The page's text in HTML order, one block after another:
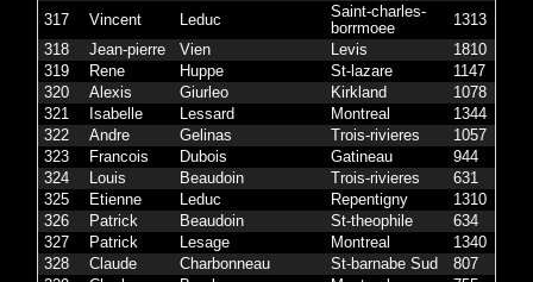
317 Vincent Leduc
Saint-charles-
borrmoee
1313
318
Jean-pierre Vien Levis 1810
319
Rene Huppe St-lazare 1147
320
Alexis Giurleo Kirkland 1078
321
Isabelle Lessard Montreal 1344
322
Andre Gelinas Trois-rivieres 1057
323
Francois Dubois Gatineau 944
324
Louis Beaudoin Trois-rivieres 631
325
Etienne Leduc Repentigny 1310
326
Patrick Beaudoin St-theophile 634
327
Patrick Lesage Montreal 1340
328
Claude Charbonneau St-barnabe Sud 807